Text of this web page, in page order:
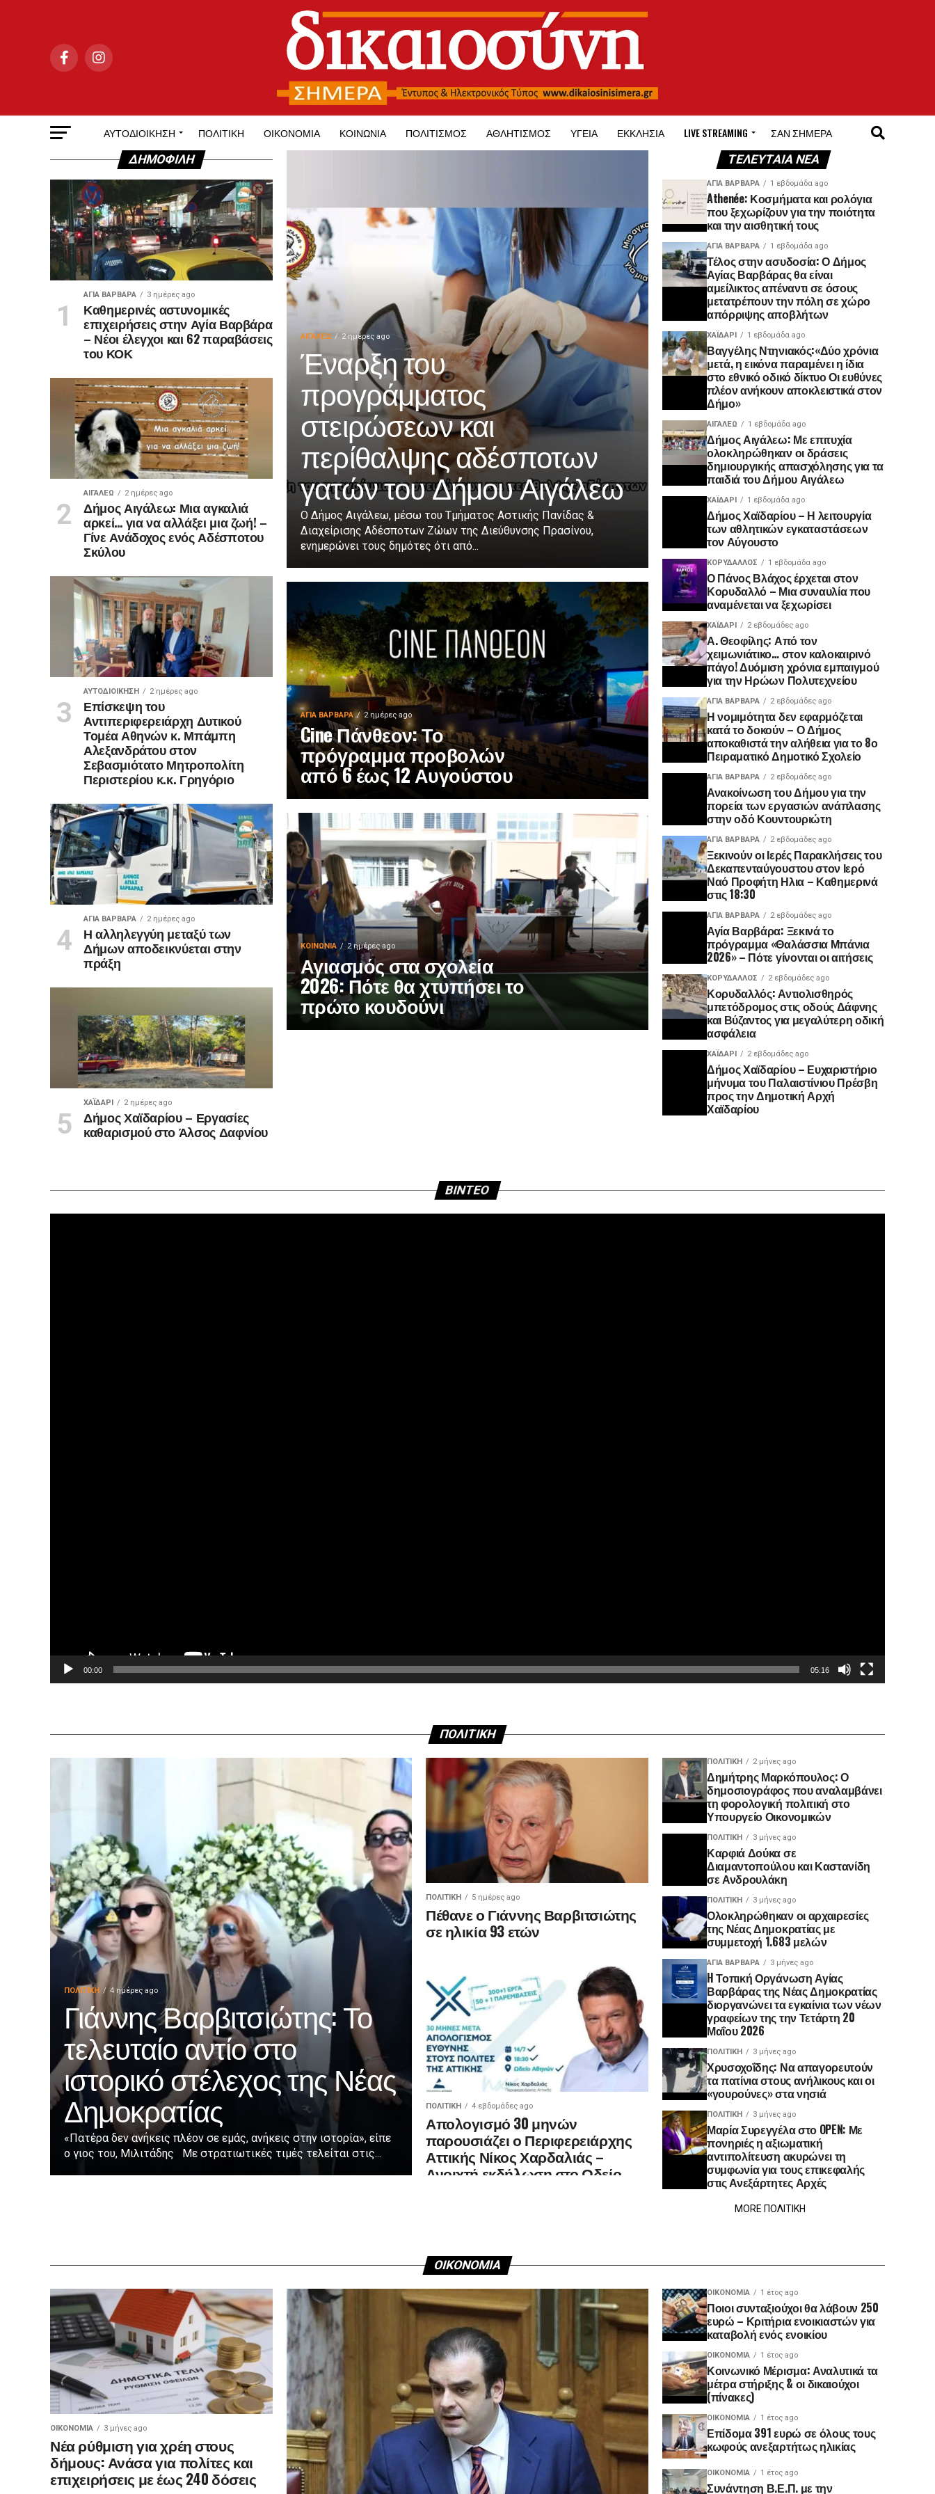
ΑΥΤΟΔΙΟΊΚΗΣΗ ΠΟΛΙΤΙΚΉ ΟΙΚΟΝΟΜΊΑ ΚΟΙΝΩΝΊΑ ΠΟΛΙΤΙΣΜΌΣ ΑΘΛΗΤΙΣΜΌΣ ΥΓΕΊΑ ΕΚΚΛΗΣΊΑ LIVE STREAMING ΣΑΝ ΣΉΜΕΡΑ
ΑΙΓΑΛΕΩ 2 ημέρες ago
Έναρξη του
προγράμματος
στειρώσεων και
περίθαλψης αδέσποτων
γατών του Δήμου Αιγάλεω
Ο Δήμος Αιγάλεω, μέσω του Τμήματος Αστικής Πανίδας &
Διαχείρισης Αδέσποτων Ζώων της Διεύθυνσης Πρασίνου,
ενημερώνει τους δημότες ότι από...
ΑΓΙΑ ΒΑΡΒΑΡΑ 2 ημέρες ago
Cine Πάνθεον: Το
πρόγραμμα προβολών
από 6 έως 12 Αυγούστου
ΚΟΙΝΩΝΊΑ 2 ημέρες ago
Αγιασμός στα σχολεία
2026: Πότε θα χτυπήσει το
πρώτο κουδούνι
ΔΗΜΟΦΙΛΉ
ΑΓΙΑ ΒΑΡΒΑΡΑ 3 ημέρες ago
Καθημερινές αστυνομικές
επιχειρήσεις στην Αγία Βαρβάρα
– Νέοι έλεγχοι και 62 παραβάσεις
του ΚΟΚ
ΑΙΓΑΛΕΩ 2 ημέρες ago
Δήμος Αιγάλεω: Μια αγκαλιά
αρκεί… για να αλλάξει μια ζωή! –
Γίνε Ανάδοχος ενός Αδέσποτου
Σκύλου
ΑΥΤΟΔΙΟΊΚΗΣΗ 2 ημέρες ago
Επίσκεψη του
Αντιπεριφερειάρχη Δυτικού
Τομέα Αθηνών κ. Μπάμπη
Αλεξανδράτου στον
Σεβασμιότατο Μητροπολίτη
Περιστερίου κ.κ. Γρηγόριο
ΑΓΙΑ ΒΑΡΒΑΡΑ 2 ημέρες ago
Η αλληλεγγύη μεταξύ των
Δήμων αποδεικνύεται στην
πράξη
ΧΑΪΔΑΡΙ 2 ημέρες ago
Δήμος Χαϊδαρίου – Εργασίες
καθαρισμού στο Άλσος Δαφνίου
ΤΕΛΕΥΤΑΊΑ ΝΈΑ
ΑΓΙΑ ΒΑΡΒΑΡΑ 1 εβδομάδα ago
Athenée: Κοσμήματα και ρολόγια
που ξεχωρίζουν για την ποιότητα
και την αισθητική τους
ΑΓΙΑ ΒΑΡΒΑΡΑ 1 εβδομάδα ago
Τέλος στην ασυδοσία: Ο Δήμος
Αγίας Βαρβάρας θα είναι
αμείλικτος απέναντι σε όσους
μετατρέπουν την πόλη σε χώρο
απόρριψης αποβλήτων
ΧΑΪΔΑΡΙ 1 εβδομάδα ago
Βαγγέλης Ντηνιακός:«Δύο χρόνια
μετά, η εικόνα παραμένει η ίδια
στο εθνικό οδικό δίκτυο Οι ευθύνες
πλέον ανήκουν αποκλειστικά στον
Δήμο»
ΑΙΓΑΛΕΩ 1 εβδομάδα ago
Δήμος Αιγάλεω: Με επιτυχία
ολοκληρώθηκαν οι δράσεις
δημιουργικής απασχόλησης για τα
παιδιά του Δήμου Αιγάλεω
ΧΑΪΔΑΡΙ 1 εβδομάδα ago
Δήμος Χαϊδαρίου – Η λειτουργία
των αθλητικών εγκαταστάσεων
τον Αύγουστο
ΚΟΡΥΔΑΛΛΟΣ 1 εβδομάδα ago
Ο Πάνος Βλάχος έρχεται στον
Κορυδαλλό – Μια συναυλία που
αναμένεται να ξεχωρίσει
ΧΑΪΔΑΡΙ 2 εβδομάδες ago
Α. Θεοφίλης: Από τον
χειμωνιάτικο… στον καλοκαιρινό
πάγο! ​Δυόμιση χρόνια εμπαιγμού
για την Ηρώων Πολυτεχνείου
ΑΓΙΑ ΒΑΡΒΑΡΑ 2 εβδομάδες ago
Η νομιμότητα δεν εφαρμόζεται
κατά το δοκούν – Ο Δήμος
αποκαθιστά την αλήθεια για το 8ο
Πειραματικό Δημοτικό Σχολείο
ΑΓΙΑ ΒΑΡΒΑΡΑ 2 εβδομάδες ago
Ανακοίνωση του Δήμου για την
πορεία των εργασιών ανάπλασης
στην οδό Κουντουριώτη
ΑΓΙΑ ΒΑΡΒΑΡΑ 2 εβδομάδες ago
Ξεκινούν οι Ιερές Παρακλήσεις του
Δεκαπενταύγουστου στον Ιερό
Ναό Προφήτη Ηλια – Καθημερινά
στις 18:30
ΑΓΙΑ ΒΑΡΒΑΡΑ 2 εβδομάδες ago
Αγία Βαρβάρα: Ξεκινά το
πρόγραμμα «Θαλάσσια Μπάνια
2026» – Πότε γίνονται οι αιτήσεις
ΚΟΡΥΔΑΛΛΟΣ 2 εβδομάδες ago
Κορυδαλλός: Αντιολισθηρός
μπετόδρομος στις οδούς Δάφνης
και Βύζαντος για μεγαλύτερη οδική
ασφάλεια
ΧΑΪΔΑΡΙ 2 εβδομάδες ago
Δήμος Χαϊδαρίου – Ευχαριστήριο
μήνυμα του Παλαιστίνιου Πρέσβη
προς την Δημοτική Αρχή
Χαϊδαρίου
BINTEO
00:00 05:16
ΠΟΛΙΤΙΚΗ
ΠΟΛΙΤΙΚΉ 4 ημέρες ago
Γιάννης Βαρβιτσιώτης: Το
τελευταίο αντίο στο
ιστορικό στέλεχος της Νέας
Δημοκρατίας
«Πατέρα δεν ανήκεις πλέον σε εμάς, ανήκεις στην ιστορία», είπε
ο γιος του, Μιλιτάδης Με στρατιωτικές τιμές τελείται στις...
ΠΟΛΙΤΙΚΉ 5 ημέρες ago
Πέθανε ο Γιάννης Βαρβιτσιώτης
σε ηλικία 93 ετών
ΠΟΛΙΤΙΚΉ 4 εβδομάδες ago
Απολογισμό 30 μηνών
παρουσιάζει ο Περιφερειάρχης
Αττικής Νίκος Χαρδαλιάς –
Ανοιχτή εκδήλωση στο Ωδείο
ΠΟΛΙΤΙΚΉ 2 μήνες ago
Δημήτρης Μαρκόπουλος: Ο
δημοσιογράφος που αναλαμβάνει
τη φορολογική πολιτική στο
Υπουργείο Οικονομικών
ΠΟΛΙΤΙΚΉ 3 μήνες ago
Καρφιά Δούκα σε
Διαμαντοπούλου και Καστανίδη
σε Ανδρουλάκη
ΠΟΛΙΤΙΚΉ 3 μήνες ago
Ολοκληρώθηκαν οι αρχαιρεσίες
της Νέας Δημοκρατίας με
συμμετοχή 1.683 μελών
ΑΓΙΑ ΒΑΡΒΑΡΑ 3 μήνες ago
H Τοπική Οργάνωση Αγίας
Βαρβάρας της Νέας Δημοκρατίας
διοργανώνει τα εγκαίνια των νέων
γραφείων της την Τετάρτη 20
Μαΐου 2026
ΠΟΛΙΤΙΚΉ 3 μήνες ago
Χρυσοχοΐδης: Να απαγορευτούν
τα πατίνια στους ανήλικους και οι
«γουρούνες» στα νησιά
ΠΟΛΙΤΙΚΉ 3 μήνες ago
Μαρία Συρεγγέλα στο OPEN: Με
πονηριές η αξιωματική
αντιπολίτευση ακυρώνει τη
συμφωνία για τους επικεφαλής
στις Ανεξάρτητες Αρχές
MORE ΠΟΛΙΤΙΚΗ
ΟΙΚΟΝΟΜΙΑ
ΟΙΚΟΝΟΜΊΑ 3 μήνες ago
Νέα ρύθμιση για χρέη στους
δήμους: Ανάσα για πολίτες και
επιχειρήσεις με έως 240 δόσεις
ΟΙΚΟΝΟΜΊΑ 1 έτος ago
Ποιοι συνταξιούχοι θα λάβουν 250
ευρώ – Κριτήρια ενοικιαστών για
καταβολή ενός ενοικίου
ΟΙΚΟΝΟΜΊΑ 1 έτος ago
Κοινωνικό Μέρισμα: Αναλυτικά τα
μέτρα στήριξης & οι δικαιούχοι
(πίνακες)
ΟΙΚΟΝΟΜΊΑ 1 έτος ago
Επίδομα 391 ευρώ σε όλους τους
κωφούς ανεξαρτήτως ηλικίας
ΟΙΚΟΝΟΜΊΑ 1 έτος ago
Συνάντηση Β.Ε.Π. με την